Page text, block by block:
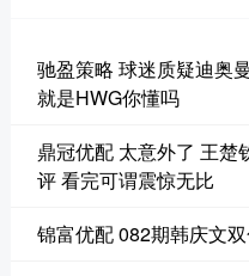
驰盈策略 球迷质疑迪奥
就是HWG你懂吗
鼎冠优配 太意外了 王楚
评 看完可谓震惊无比
锦富优配 082期韩庆文